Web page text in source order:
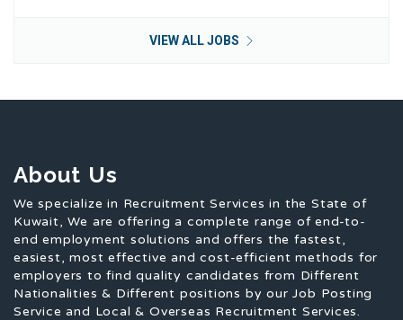
VIEW ALL JOBS
About Us
We specialize in Recruitment Services in the State of
Kuwait, We are offering a complete range of end-to-
end employment solutions and offers the fastest,
easiest, most effective and cost-efficient methods for
employers to find quality candidates from Different
Nationalities & Different positions by our Job Posting
Service and Local & Overseas Recruitment Services.